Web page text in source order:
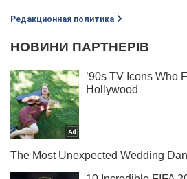
Редакционная политика